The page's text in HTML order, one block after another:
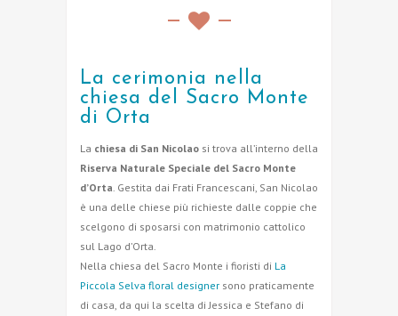
La cerimonia nella
chiesa del Sacro Monte
di Orta
La chiesa di San Nicolao si trova all’interno della
Riserva Naturale Speciale del Sacro Monte
d’Orta . Gestita dai Frati Francescani, San Nicolao
è una delle chiese più richieste dalle coppie che
scelgono di sposarsi con matrimonio cattolico
sul Lago d’Orta.
Nella chiesa del Sacro Monte i fioristi di La
Piccola Selva floral designer sono praticamente
di casa, da qui la scelta di Jessica e Stefano di